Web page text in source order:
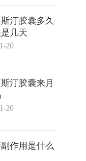
汀胶囊多久
几天
20
汀胶囊来月
20
作用是什么